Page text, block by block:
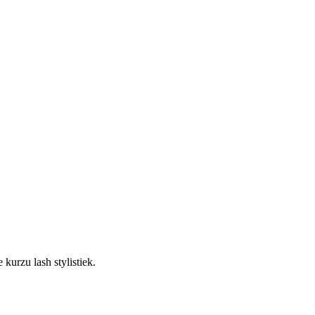
kurzu lash stylistiek.